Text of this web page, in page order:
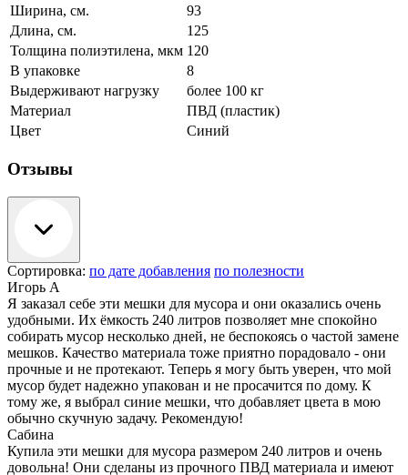
Ширина, см.
93
Длина, см.
125
Толщина полиэтилена, мкм 120
В упаковке
8
Выдерживают нагрузку
более 100 кг
Материал
ПВД (пластик)
Цвет
Синий
Отзывы
Сортировка: по дате добавления по полезности
Игорь А
Я заказал себе эти мешки для мусора и они оказались очень
удобными. Их ёмкость 240 литров позволяет мне спокойно
собирать мусор несколько дней, не беспокоясь о частой замене
мешков. Качество материала тоже приятно порадовало - они
прочные и не протекают. Теперь я могу быть уверен, что мой
мусор будет надежно упакован и не просачится по дому. К
тому же, я выбрал синие мешки, что добавляет цвета в мою
обычно скучную задачу. Рекомендую!
Сабина
Купила эти мешки для мусора размером 240 литров и очень
довольна! Они сделаны из прочного ПВД материала и имеют